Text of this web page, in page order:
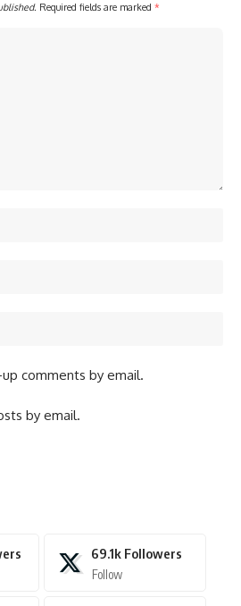
Required fields are marked *
comments by email.
by email.
69.1k Followers
Follow